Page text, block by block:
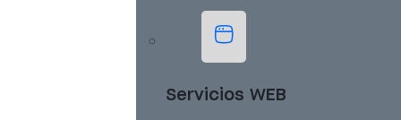
Servicios WEB